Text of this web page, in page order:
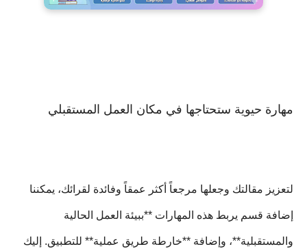
مهارة حيوية ستحتاجها في مكان العمل المستقبلي
لتعزيز مقالتك وجعلها مرجعاً أكثر عمقاً وفائدة لقرائك، يمكننا
إضافة قسم يربط هذه المهارات **ببيئة العمل الحالية
والمستقبلية**، وإضافة **خارطة طريق عملية** للتطبيق. إليك